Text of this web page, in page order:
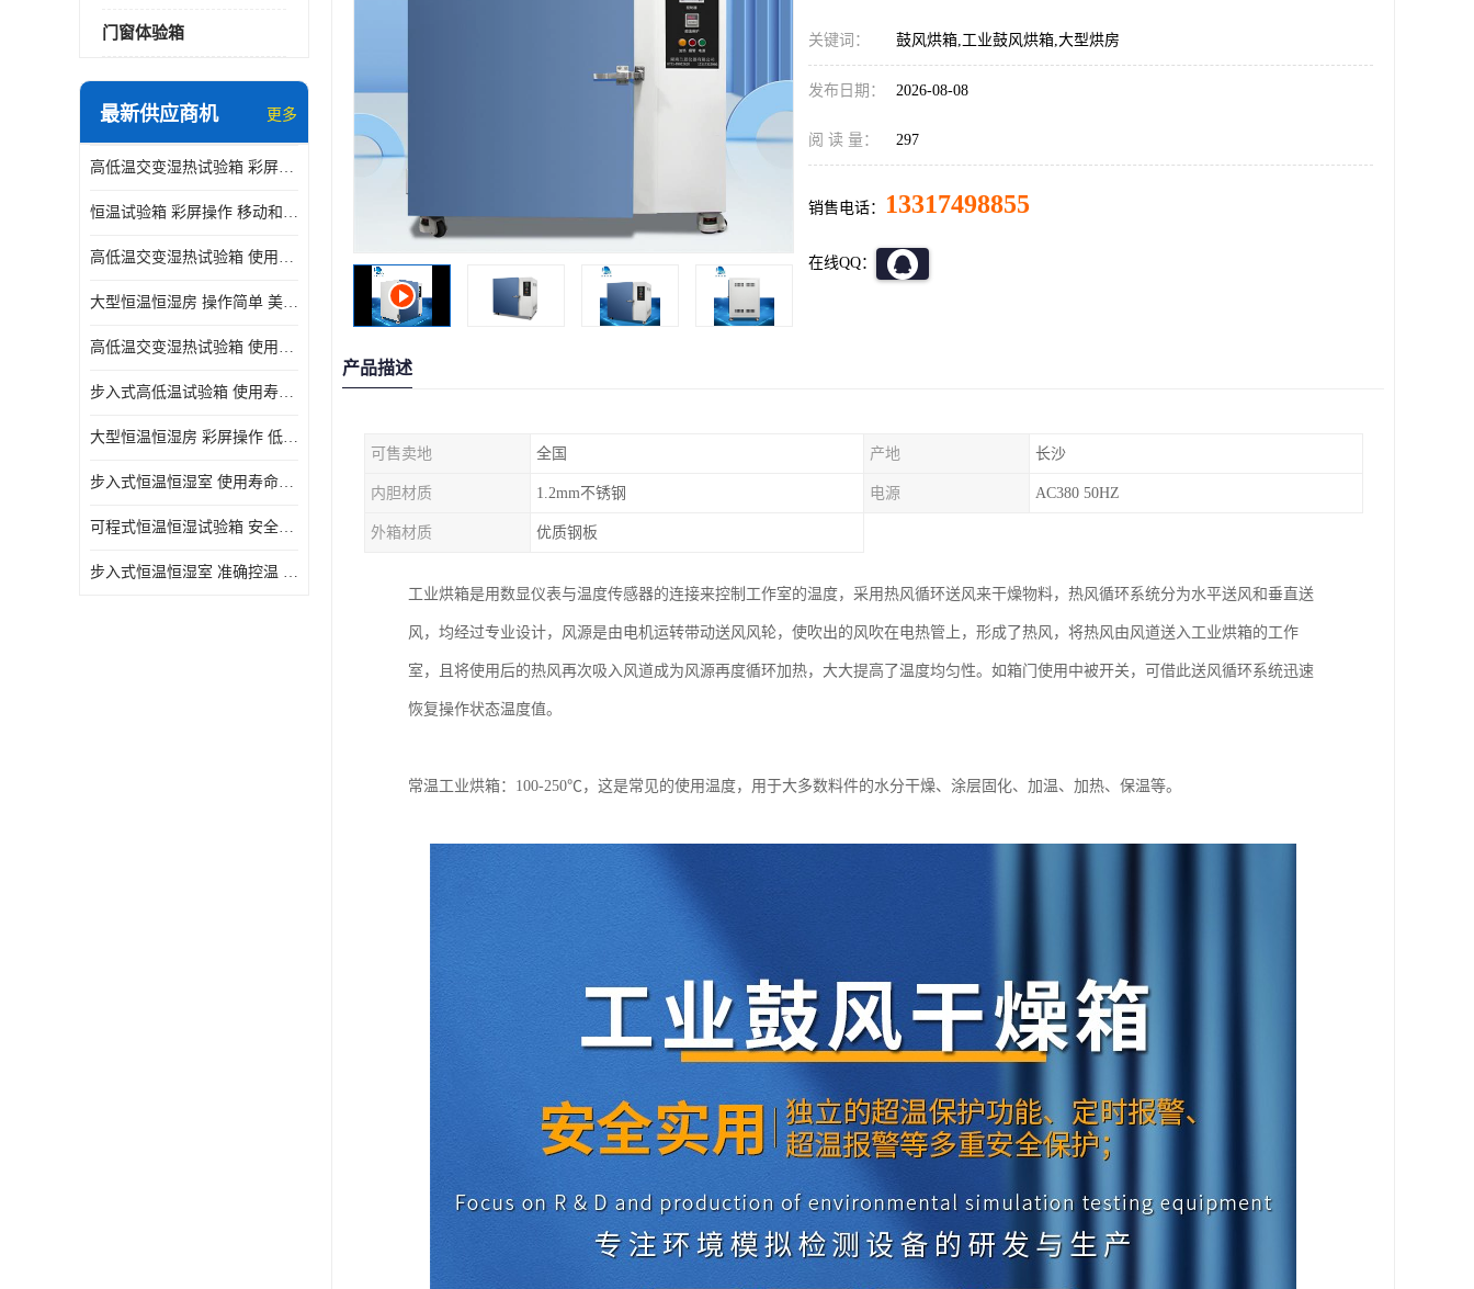
门窗体验箱
最新供应商机 更多
高低温交变湿热试验箱 彩屏操作 移动和放置方便
恒温试验箱 彩屏操作 移动和放置方便
高低温交变湿热试验箱 使用寿命长 优良外油漆
大型恒温恒湿房 操作简单 美观实用 清洁更方便
高低温交变湿热试验箱 使用寿命长 造型美观大方新颖
步入式高低温试验箱 使用寿命长 低耗电量 平稳电流
大型恒温恒湿房 彩屏操作 低耗电量 平稳电流
步入式恒温恒湿室 使用寿命长 移动和放置方便
可程式恒温恒湿试验箱 安全可靠 美观实用 清洁更方便
步入式恒温恒湿室 准确控温 试验周期自动化程度高
关键词： 鼓风烘箱,工业鼓风烘箱,大型烘房
发布日期： 2026-08-08
阅 读 量： 297
销售电话： 13317498855
在线QQ：
产品描述
可售卖地 全国 产地 长沙
内胆材质 1.2mm不锈钢 电源 AC380 50HZ
外箱材质 优质钢板
工业烘箱是用数显仪表与温度传感器的连接来控制工作室的温度，采用热风循环送风来干燥物料，热风循环系统分为水平送风和垂直送
风，均经过专业设计，风源是由电机运转带动送风风轮，使吹出的风吹在电热管上，形成了热风，将热风由风道送入工业烘箱的工作
室，且将使用后的热风再次吸入风道成为风源再度循环加热，大大提高了温度均匀性。如箱门使用中被开关，可借此送风循环系统迅速
恢复操作状态温度值。
常温工业烘箱：100-250℃，这是常见的使用温度，用于大多数料件的水分干燥、涂层固化、加温、加热、保温等。